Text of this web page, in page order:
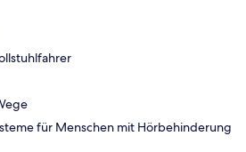
für Menschen mit Hörbehinderung